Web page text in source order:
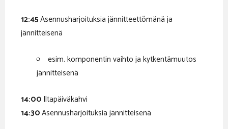
12:45Asennusharjoituksia jännitteettömänä ja
jännitteisenä
esim. komponentin vaihto ja kytkentämuutos
jännitteisenä
14:00 Iltapäiväkahvi
14:30Asennusharjoituksia jännitteisenä